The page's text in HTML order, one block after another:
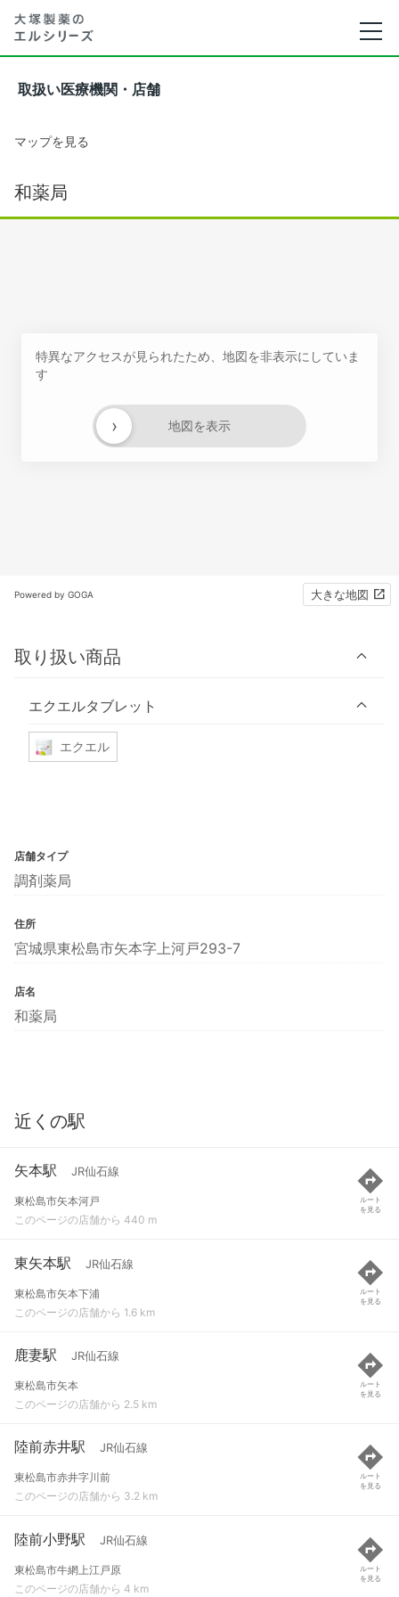
取扱い医療機関・店舗
マップを見る
和薬局
特異なアクセスが見られたため、地図を非表示にしていま
す
地図を表示
›
Powered by GOGA 大きな地図
取り扱い商品
エクエルタブレット
エクエル
店舗タイプ
調剤薬局
住所
宮城県東松島市矢本字上河戸293-7
店名
和薬局
近くの駅
矢本駅 JR仙石線
東松島市矢本河戸
このページの店舗から 440 m
ルート
を見る
東矢本駅 JR仙石線
東松島市矢本下浦
このページの店舗から 1.6 km
ルート
を見る
鹿妻駅 JR仙石線
東松島市矢本
このページの店舗から 2.5 km
ルート
を見る
陸前赤井駅 JR仙石線
東松島市赤井字川前
このページの店舗から 3.2 km
ルート
を見る
陸前小野駅 JR仙石線
東松島市牛網上江戸原
このページの店舗から 4 km
ルート
を見る